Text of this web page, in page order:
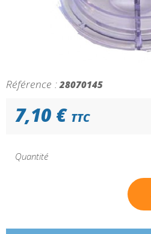
Référence : 28070145
7,10 € TTC
Quantité